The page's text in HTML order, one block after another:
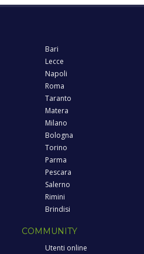
Bari
Lecce
Napoli
Roma
Taranto
Matera
Milano
Bologna
Torino
Parma
Pescara
Salerno
Rimini
Brindisi
COMMUNITY
Utenti online